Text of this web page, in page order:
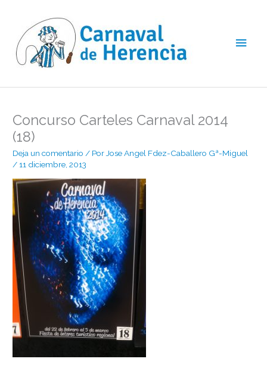
contenido
Concurso Carteles Carnaval 2014
(18)
Deja un comentario / PorJose Angel Fdez-Caballero Gª-Miguel
/11 diciembre, 2013